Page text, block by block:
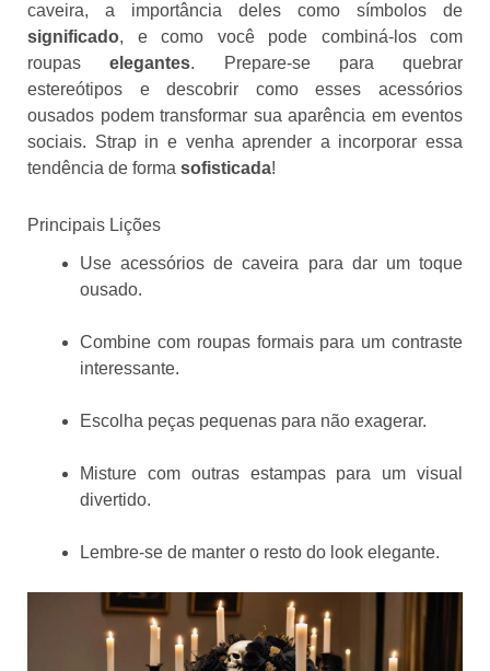
caveira, a importância deles como símbolos de
significado, e como você pode combiná-los com
roupaselegantes. Prepare-se para quebrar
estereótipos e descobrir como esses acessórios
ousados podem transformar sua aparência em eventos
sociais. Strap in e venha aprender a incorporar essa
tendência de forma sofisticada!
Principais Lições
Use acessórios de caveira para dar um toque
ousado.
Combine com roupas formais para um contraste
interessante.
Escolha peças pequenas para não exagerar.
Misture com outras estampas para um visual
divertido.
Lembre-se de manter o resto do look elegante.